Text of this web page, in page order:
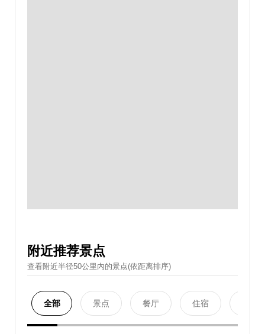
附近推荐景点
查看附近半径50公里內的景点(依距离排序)
全部 景点 餐厅 住宿